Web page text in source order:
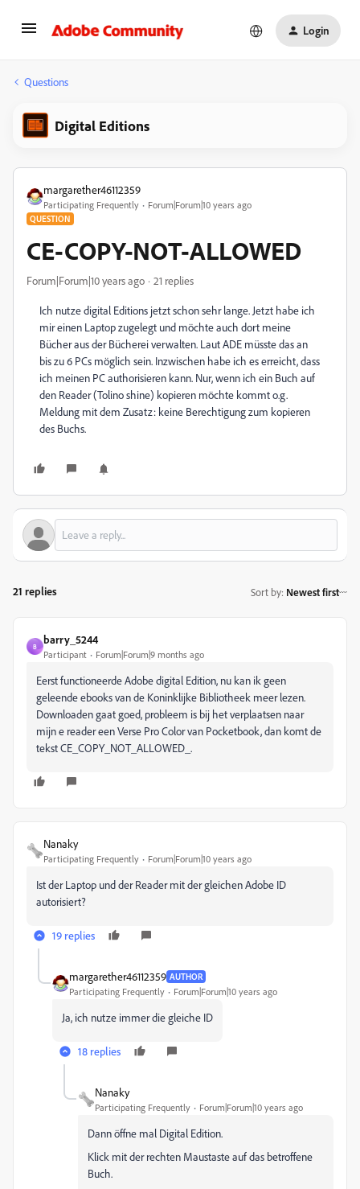
Login
Questions
Digital Editions
margarether46112359
Participating Frequently Forum|Forum|10 years ago
QUESTION
CE-COPY-NOT-ALLOWED
Forum|Forum|10 years ago 21 replies
Ich nutze digital Editions jetzt schon sehr lange. Jetzt habe ich
mir einen Laptop zugelegt und möchte auch dort meine
Bücher aus der Bücherei verwalten. Laut ADE müsste das an
bis zu 6 PCs möglich sein. Inzwischen habe ich es erreicht, dass
ich meinen PC authorisieren kann. Nur, wenn ich ein Buch auf
den Reader (Tolino shine) kopieren möchte kommt o.g.
Meldung mit dem Zusatz: keine Berechtigung zum kopieren
des Buchs.
21 replies Sort by: Newest first
B
barry_5244
Participant Forum|Forum|9 months ago
Eerst functioneerde Adobe digital Edition, nu kan ik geen
geleende ebooks van de Koninklijke Bibliotheek meer lezen.
Downloaden gaat goed, probleem is bij het verplaatsen naar
mijn e reader een Verse Pro Color van Pocketbook, dan komt de
tekst CE_COPY_NOT_ALLOWED_.
Nanaky
Participating Frequently Forum|Forum|10 years ago
Ist der Laptop und der Reader mit der gleichen Adobe ID
autorisiert?
19 replies
margarether46112359 AUTHOR
Participating Frequently Forum|Forum|10 years ago
Ja, ich nutze immer die gleiche ID
18 replies
Nanaky
Participating Frequently Forum|Forum|10 years ago
Dann öffne mal Digital Edition.
Klick mit der rechten Maustaste auf das betroffene
Buch.